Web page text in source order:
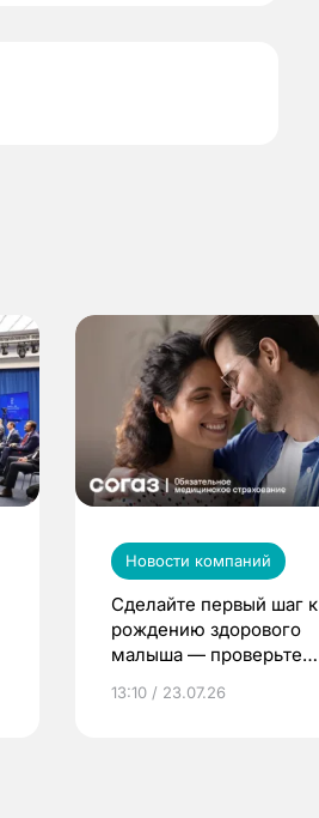
Новости компаний
Сделайте первый шаг к
рождению здорового
малыша — проверьте
по ОМС!
13:10 / 23.07.26